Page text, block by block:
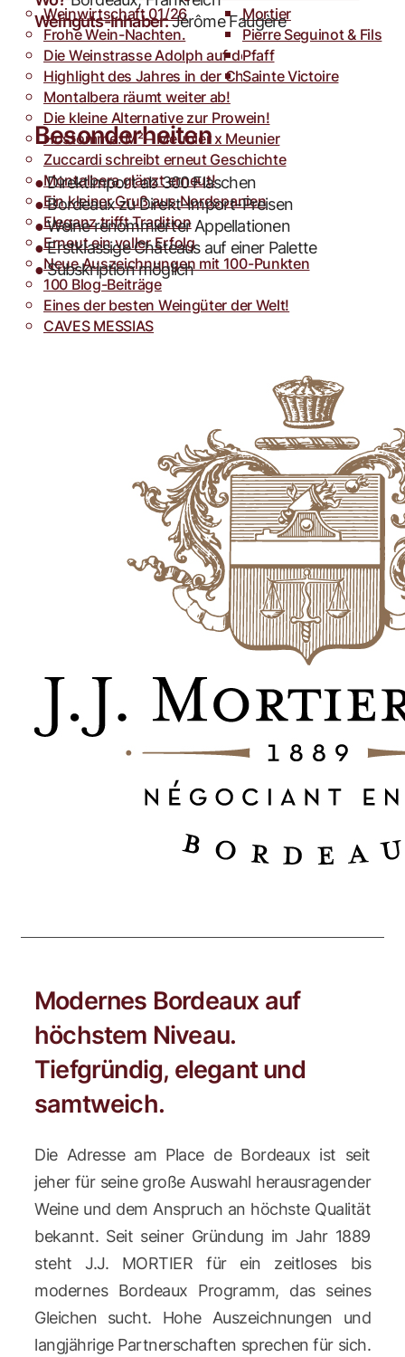
Weinwirtschaft 01/26
Frohe Wein-Nachten.
Die Weinstrasse Adolph auf der weinFACH
Highlight des Jahres in der Champagne.
Montalbera räumt weiter ab!
Die kleine Alternative zur Prowein!
Hostomme: M² – Meunier x Meunier
Zuccardi schreibt erneut Geschichte
Montalbera glänzt erneut!
Ein kleiner Gruß aus Nordspanien
Eleganz trifft Tradition
Erneut ein voller Erfolg
Neue Auszeichnungen mit 100-Punkten
100 Blog-Beiträge
Eines der besten Weingüter der Welt!
CAVES MESSIAS
Toro
Rocca dei Forti
Villa Armellina
Mortier
Pierre Seguinot & Fils
Pfaff
Sainte Victoire
Weinguts-Inhaber:Jérôme Faugère
Besonderheiten
●Direktimport ab 300 Flaschen
●Bordeaux zu Direkt-Import-Preisen
●Weine renommierter Appellationen
●Erstklassige Châteaus auf einer Palette
●Subskription möglich
Modernes Bordeaux auf
höchstem Niveau.
Tiefgründig, elegant und
samtweich.
Die Adresse am Place de Bordeaux ist seit
jeher für seine große Auswahl herausragender
Weine und dem Anspruch an höchste Qualität
bekannt. Seit seiner Gründung im Jahr 1889
steht J.J. MORTIER für ein zeitloses bis
modernes Bordeaux Programm, das seines
Gleichen sucht. Hohe Auszeichnungen und
langjährige Partnerschaften sprechen für sich.